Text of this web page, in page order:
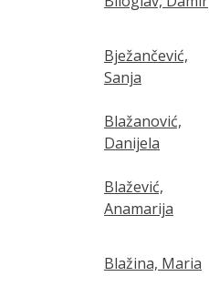
Bježančević,
Sanja
Blažanović,
Danijela
Blažević,
Anamarija
Blažina, Maria